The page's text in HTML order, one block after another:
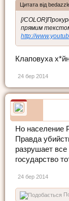
Цитата від
[/
прямим
http://
Клаповуха
24 бер 2014
Но население
Правда
разрушает
государство
24 бер 2014